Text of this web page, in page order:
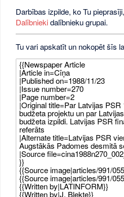
Darbības izpilde, ko Tu
Dalībniekidalībnieku grupai.
Tu vari apskatīt un nokopēt šīs